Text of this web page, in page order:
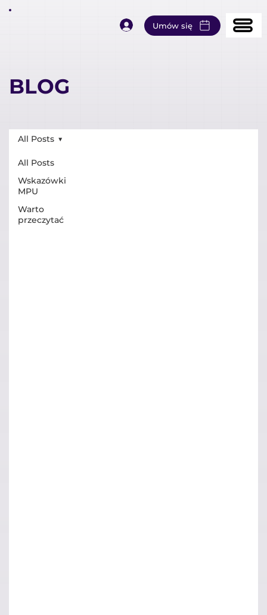
Umów się
BLOG
All Posts
Wskazówki
MPU
Warto
przeczytać
All Posts